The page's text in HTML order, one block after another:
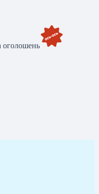
оголошень